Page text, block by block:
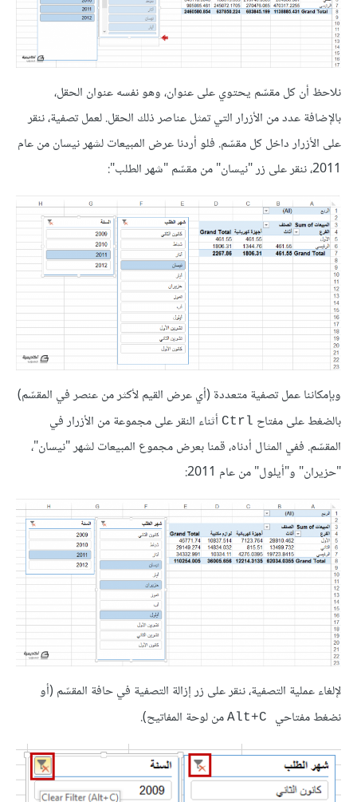
نلاحظ أن كل مقسّم يحتوي على عنوان، وهو نفسه عنوان الحقل،
بالإضافة عدد من الأزرار التي تمثل عناصر ذلك الحقل. لعمل تصفية، ننقر
على الأزرار داخل كل مقسّم. فلو أردنا عرض المبيعات لشهر نيسان من عام
2011، ننقر على زر "نيسان" من مقسّم "شهر الطلب":
وبإمكاننا عمل تصفية متعددة (أي عرض القيم لأكثر من عنصر في المقسّم)
بالضغط على مفتاح Ctrl أثناء النقر على مجموعة من الأزرار في
المقسّم. ففي المثال أدناه، قمنا بعرض مجموع المبيعات لشهر "نيسان"،
"حزيران" و"أيلول" من عام 2011:
لإلغاء عملية التصفية، ننقر على زر إزالة التصفية في حافة المقسّم (أو
نضغط مفتاحي
من لوحة المفاتيح).